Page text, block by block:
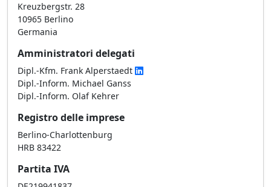
Kreuzbergstr. 28
10965 Berlino
Germania
Amministratori delegati
Dipl.-Kfm. Frank Alperstaedt
Dipl.-Inform. Michael Ganss
Dipl.-Inform. Olaf Kehrer
Registro delle imprese
Berlino-Charlottenburg
HRB 83422
Partita IVA